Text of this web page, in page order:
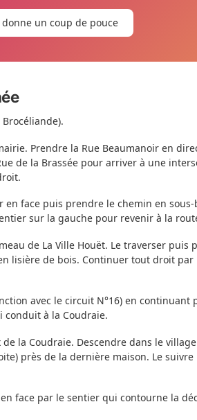
donne un coup de pouce
Prendre la Rue Beaumanoir en
de la Brassée pour arriver à une
face puis prendre le chemin en
sur la gauche pour revenir à la
de La Ville Houët. Le traverser
lisière de bois. Continuer tout droit
avec le circuit N°16) en
conduit à la Coudraie.
de la Coudraie. Descendre dans le
près de la dernière maison. Le
face par le sentier qui contourne la